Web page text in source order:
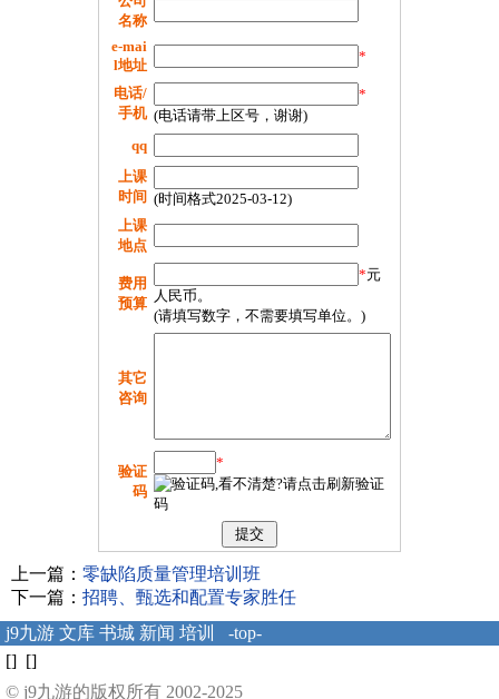
名称
e-mai
l地址
*
电话/
手机
*
(电话请带上区号，谢谢)
qq
上课
时间 (时间格式2025-03-12)
上课
地点
费用
预算
*元
人民币。
(请填写数字，不需要填写单位。)
其它
咨询
验证
码
*
上一篇： 零缺陷质量管理培训班
下一篇： 招聘、甄选和配置专家胜任
j9九游 文库 书城 新闻 培训
-top-
[] []
© j9九游的版权所有 2002-2025